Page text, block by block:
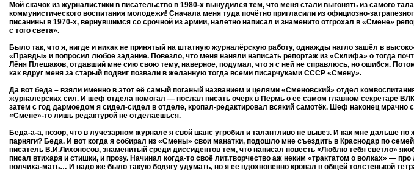
Мой скачок из журналистики в писательство в 1980-х вынудился тем, что меня стали выгонять из самого
коммунистического воспитания молодежи! Сначала меня туда почётно пригласили из официозно-
писанины в 1970-х, вернувшимся со срочной из армии, налётно написал и знаменито отгрохал в «Смене»
с того света».
Было так, что я, нигде и никак не принятый на штатную журналёрскую работу, однажды нагло зашёл в
«Правды» и попросил любое задание. Повезло, что меня наняли написать репортаж из «Склифа» о тогда
Лёня Плешаков, отдавший мне сию свою тему, наверное, подумал, что я с ней не справлюсь, но ошибся.
как вдруг меня за старый подвиг позвали в желанную тогда всеми писарчуками СССР «Смену».
Да вот беда – взяли именно в этот её самый поганый названием и целями «Сменовский» отдел
журналёрских сил. И шеф отдела помогал — послал писать очерк в Пермь о её самом главном секретаре
затем с год дармоедом я сидел-сидел в отделе, кропал-редактировал всякий самотёк. Шеф наконец
«Смене»-то лишь редактурой не отделаешься.
Беда-а-а, позор, что в лучезарном журнале я свой шанс угробил и талантливо не вывез. И как мне дальше
парняги? Беда. И вот когда я собирал из «Смены» свои манатки, подошло мне съездить в Краснодар по
писатель В.И.Лихоносов, знаменитый среди диссидентов тем, что написал повесть «Люблю тебя светло»
писал втихаря и стишки, и прозу. Начинал когда-то своё лит.творчество аж неким «трактатом о волках» —
волчиха-мать… И надо же было такую бодягу удумать, но я её вдохновенно кропал в общей толстенькой